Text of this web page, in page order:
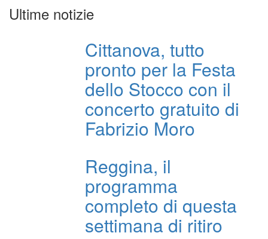
Ultime notizie
Cittanova, tutto
pronto per la Festa
dello Stocco con il
concerto gratuito di
Fabrizio Moro
Reggina, il
programma
completo di questa
settimana di ritiro